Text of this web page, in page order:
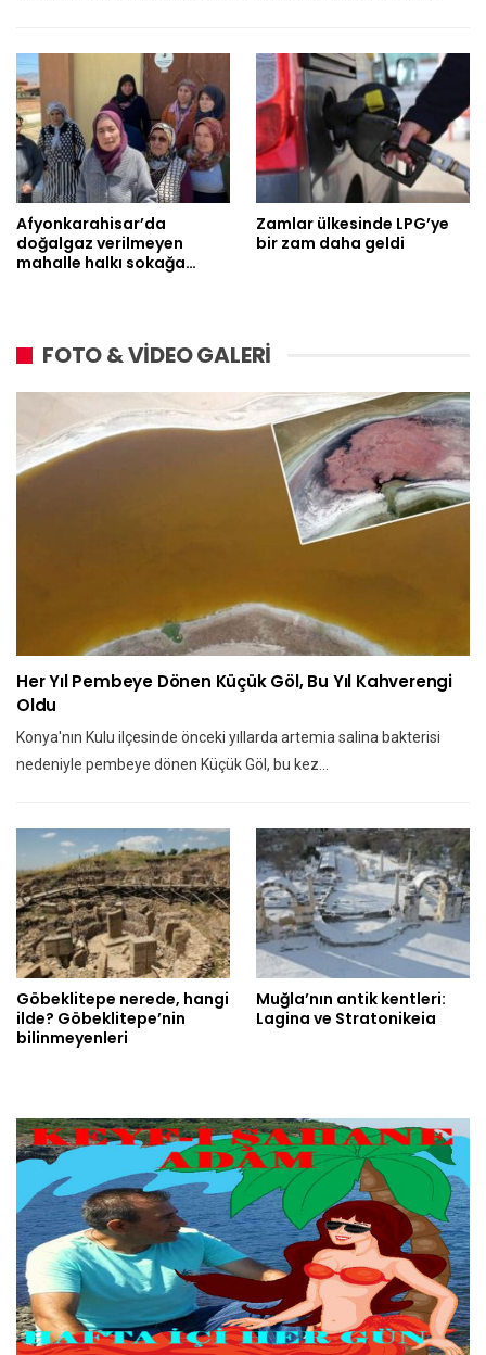
Afyonkarahisar’da
doğalgaz verilmeyen
mahalle halkı sokağa…
Zamlar ülkesinde LPG’ye
bir zam daha geldi
FOTO & VİDEO GALERİ
Her Yıl Pembeye Dönen Küçük Göl, Bu Yıl Kahverengi
Oldu
Konya'nın Kulu ilçesinde önceki yıllarda artemia salina bakterisi
nedeniyle pembeye dönen Küçük Göl, bu kez…
Göbeklitepe nerede, hangi
ilde? Göbeklitepe’nin
bilinmeyenleri
Muğla’nın antik kentleri:
Lagina ve Stratonikeia